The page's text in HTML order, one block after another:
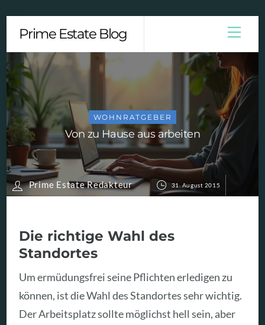
content
Prime Estate Blog
31. August 2015
Von zu Hause aus arbeiten
Prime Estate Redakteur
WOHNRATGEBER
Die richtige Wahl des
Standortes
Um ermüdungsfrei seine Pflichten erledigen zu
können, ist die Wahl des Standortes sehr wichtig.
Der Arbeitsplatz sollte möglichst hell sein, aber